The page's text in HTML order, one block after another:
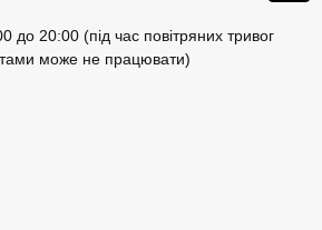
20:00 (під час повітряних тривог
може не працювати)